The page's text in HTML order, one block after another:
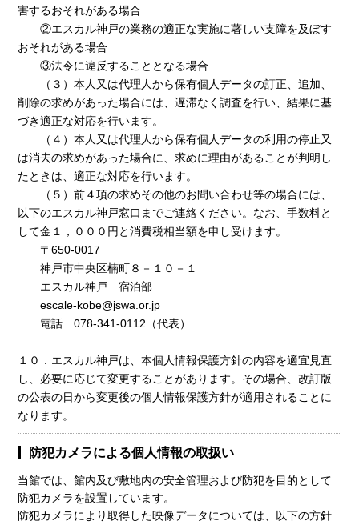
害するおそれがある場合
②エスカル神戸の業務の適正な実施に著しい支障を及ぼす
おそれがある場合
③法令に違反することとなる場合
（３）本人又は代理人から保有個人データの訂正、追加、
削除の求めがあった場合には、遅滞なく調査を行い、結果に基
づき適正な対応を行います。
（４）本人又は代理人から保有個人データの利用の停止又
は消去の求めがあった場合に、求めに理由があることが判明し
たときは、適正な対応を行います。
（５）前４項の求めその他のお問い合わせ等の場合には、
以下のエスカル神戸窓口までご連絡ください。なお、手数料と
して金１，０００円と消費税相当額を申し受けます。
〒650-0017
神戸市中央区楠町８－１０－１
エスカル神戸 宿泊部
escale-kobe@jswa.or.jp
電話 078-341-0112（代表）
１０．エスカル神戸は、本個人情報保護方針の内容を適宜見直
し、必要に応じて変更することがあります。その場合、改訂版
の公表の日から変更後の個人情報保護方針が適用されることに
なります。
防犯カメラによる個人情報の取扱い
当館では、館内及び敷地内の安全管理および防犯を目的として
防犯カメラを設置しています。
防犯カメラにより取得した映像データについては、以下の方針